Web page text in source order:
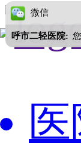
微信
呼市二轻医院: